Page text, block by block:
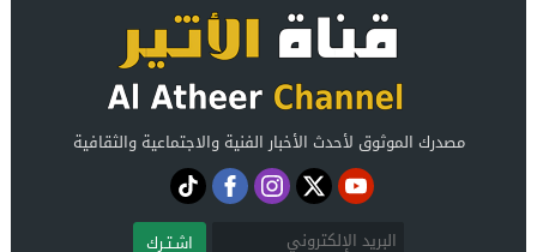
مصدرك الموثوق لأحدث الأخبار الفنية والاجتماعية والثقافية
اشـتـرك